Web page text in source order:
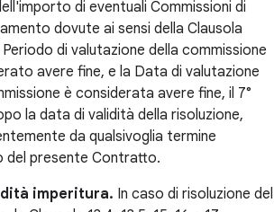
di eventuali Commissioni di
dovute ai sensi della Clausola
Periodo di valutazione della commissione
avere fine, e la Data di valutazione
è considerata avere fine, il 7°
la data di validità della risoluzione,
da qualsivoglia termine
del presente Contratto.
imperitura. In caso di risoluzione del